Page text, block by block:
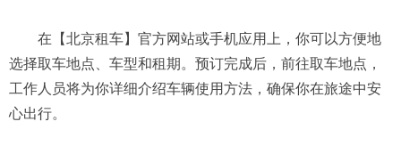
在【北京租车】官方网站或手机应用上，你可以方便地
选择取车地点、车型和租期。预订完成后，前往取车地点，
工作人员将为你详细介绍车辆使用方法，确保你在旅途中安
心出行。